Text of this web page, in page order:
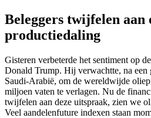
Beleggers twijfelen aan
productiedaling
Gisteren verbeterde het sentiment op
Donald Trump. Hij verwachtte, na een
Saudi-Arabië, om de wereldwijde
miljoen vaten te verlagen. Nu de
twijfelen aan deze uitspraak, zien we
Veel aandelenfuture indexen staan